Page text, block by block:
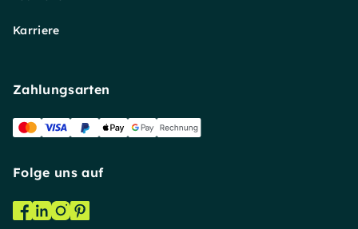
Karriere
Zahlungsarten
Folge uns auf